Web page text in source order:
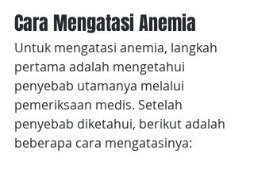
Cara Mengatasi Anemia
Untuk mengatasi anemia, langkah
pertama adalah mengetahui
penyebab utamanya melalui
pemeriksaan medis. Setelah
penyebab diketahui, berikut adalah
beberapa cara mengatasinya: